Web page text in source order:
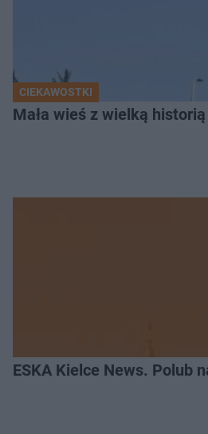
CIEKAWOSTKI
Mała wieś z wielką
ESKA Kielce News. Polub